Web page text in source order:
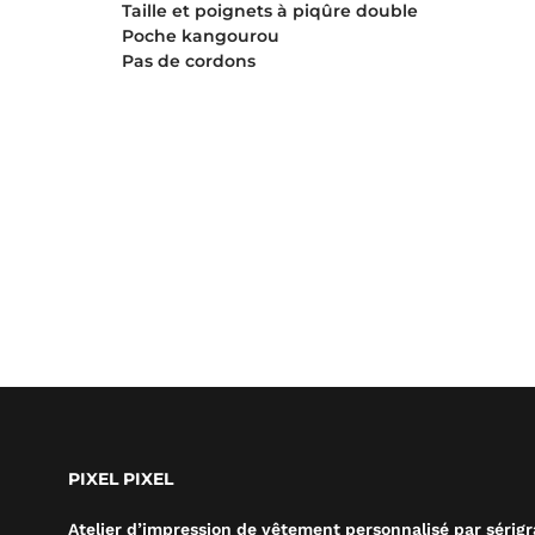
Taille et poignets à piqûre double
Poche kangourou
Pas de cordons
PIXEL PIXEL
Atelier d’impression de vêtement personnalisé par